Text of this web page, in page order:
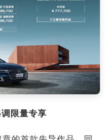
限量专享